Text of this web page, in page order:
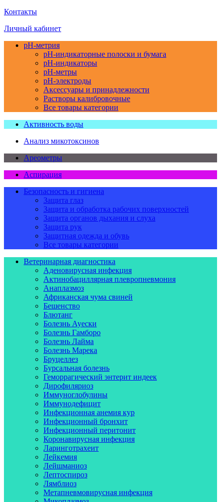
Контакты
Личный кабинет
pH-метрия
pH-индикаторные полоски и бумага
pH-индикаторы
pH-метры
pH-электроды
Аксессуары и принадлежности
Растворы калибровочные
Все товары категории
Активность воды
Анализ микотоксинов
Ареометры
Аспирация
Безопасность и гигиена
Защита глаз
Защита и обработка рабочих поверхностей
Защита органов дыхания и слуха
Защита рук
Защитная одежда и обувь
Все товары категории
Ветеринарная диагностика
Аденовирусная инфекция
Актинобациллярная плевропневмония
Анаплазмоз
Африканская чума свиней
Бешенство
Блютанг
Болезнь Ауески
Болезнь Гамборо
Болезнь Лайма
Болезнь Марека
Бруцеллез
Бурсальная болезнь
Геморрагический энтерит индеек
Дирофиляриоз
Иммуноглобулины
Иммунодефицит
Инфекционная анемия кур
Инфекционный бронхит
Инфекционный перитонит
Коронавирусная инфекция
Ларинготрахеит
Лейкемия
Лейшманиоз
Лептоспироз
Лямблиоз
Метапневмовирусная инфекция